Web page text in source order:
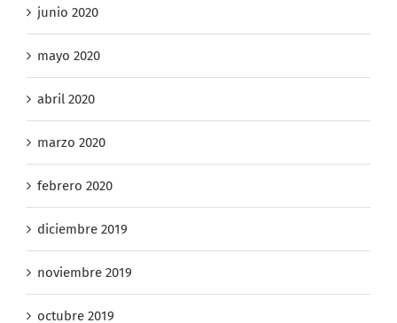
junio 2020
mayo 2020
abril 2020
marzo 2020
febrero 2020
diciembre 2019
noviembre 2019
octubre 2019